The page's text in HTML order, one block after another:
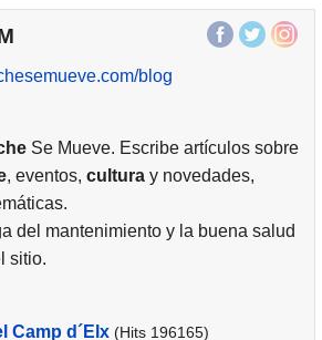
blog
Se Mueve. Escribe artículos sobre
, eventos, culturay novedades,
del mantenimiento y la buena salud
sitio.
Camp d´Elx (Hits 196165)